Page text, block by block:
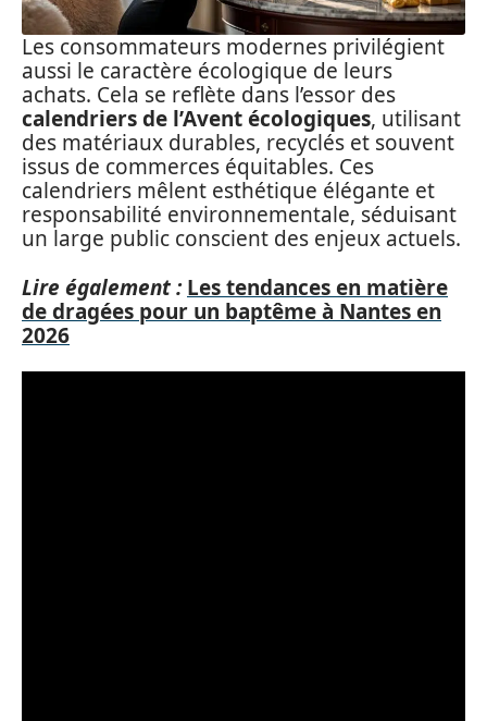
Les consommateurs modernes privilégient
aussi le caractère écologique de leurs
achats. Cela se reflète dans l’essor des
calendriers de l’Avent écologiques, utilisant
des matériaux durables, recyclés et souvent
issus de commerces équitables. Ces
calendriers mêlent esthétique élégante et
responsabilité environnementale, séduisant
un large public conscient des enjeux actuels.
Lire également : Les tendances en matière
de dragées pour un baptême à Nantes en
2026